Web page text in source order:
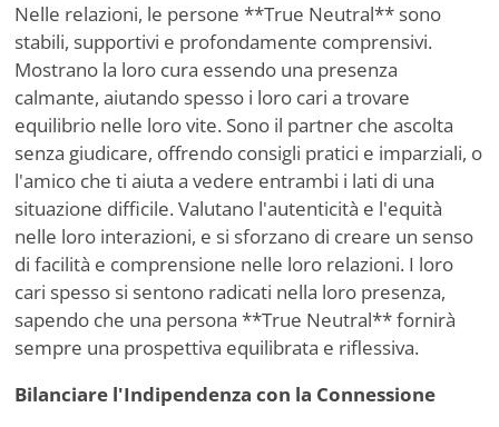
Nelle relazioni, le persone **True Neutral** sono
stabili, supportivi e profondamente comprensivi.
Mostrano la loro cura essendo una presenza
calmante, aiutando spesso i loro cari a trovare
equilibrio nelle loro vite. Sono il partner che ascolta
senza giudicare, offrendo consigli pratici e imparziali, o
l'amico che ti aiuta a vedere entrambi i lati di una
situazione difficile. Valutano l'autenticità e l'equità
nelle loro interazioni, e si sforzano di creare un senso
di facilità e comprensione nelle loro relazioni. I loro
cari spesso si sentono radicati nella loro presenza,
sapendo che una persona **True Neutral** fornirà
sempre una prospettiva equilibrata e riflessiva.
Bilanciare l'Indipendenza con la Connessione